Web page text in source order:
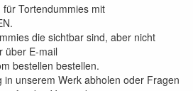
Tortendummies mit
die sichtbar sind, aber nicht
über E-mail
bestellen bestellen.
in unserem Werk abholen oder Fragen